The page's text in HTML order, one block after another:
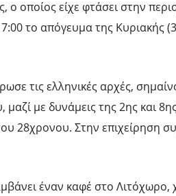
οποίος είχε φτάσει στην
το απόγευμα της Κυριακής
τις ελληνικές αρχές,
με δυνάμεις της 2ης και
28χρονου. Στην επιχείρηση
έναν καφέ στο Λιτόχωρο,